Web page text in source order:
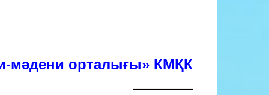
мәдени орталығы» КМҚК